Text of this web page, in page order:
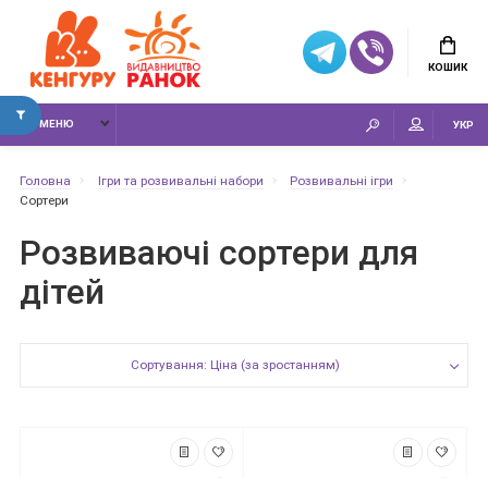
КОШИК
МЕНЮ УКР
Головна Ігри та розвивальні набори
Розвивальні ігри
Сортери
Розвиваючі сортери для
дітей
Сортування: Ціна (за зростанням)